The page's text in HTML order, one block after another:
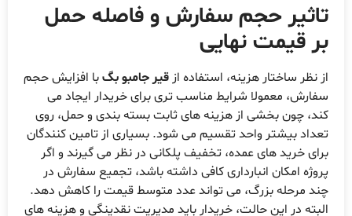
حجم سفارش و فاصله حمل
قیمت نهایی
نظر ساختار هزینه، استفاده ازقیر جامبو بگبا افزایش حجم
معمولا شرایط مناسب تری برای خریدار ایجاد می
چون بخشی از هزینه های ثابت بسته بندی و حمل، روی
بیشتر واحد تقسیم می شود. بسیاری از تامین کنندگان
خرید های عمده، تخفیف پلکانی در نظر می گیرند و اگر
امکان انبارداری کافی داشته باشد، تجمیع سفارش در
مرحله بزرگ، می تواند عدد متوسط قیمت را کاهش دهد.
در این حالت، خریدار باید مدیریت نقدینگی و هزینه های